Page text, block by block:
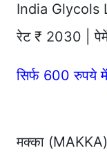
India Glycols
रेट ₹ 2030 |
सिर्फ 600 रुपये
मक्का